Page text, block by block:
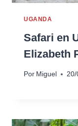
UGANDA
Safari en
Elizabeth
Por Miguel 20/